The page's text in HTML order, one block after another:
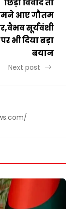
छिड़ा विवाद तो
आए गौतम
सूर्यवंशी
पर भी दिया बड़ा
बयान
Next post